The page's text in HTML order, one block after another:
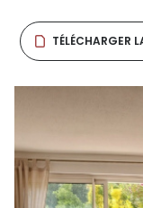
TÉLÉCHARGER